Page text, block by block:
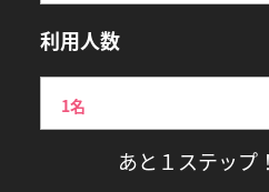
利用人数
あと１ステップ